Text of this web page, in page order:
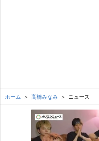
ホーム 高橋みなみ ニュース